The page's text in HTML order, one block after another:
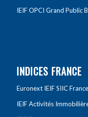
IEIF OPCI Grand Public
INDICES FRANCE
Euronext IEIF SIIC France
IEIF Activités